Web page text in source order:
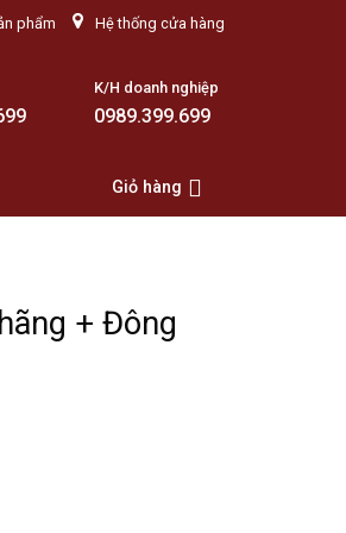
phẩm Hệ thống cửa hàng
K/H doanh nghiệp
0989.399.699
Giỏ hàng
+ Đông